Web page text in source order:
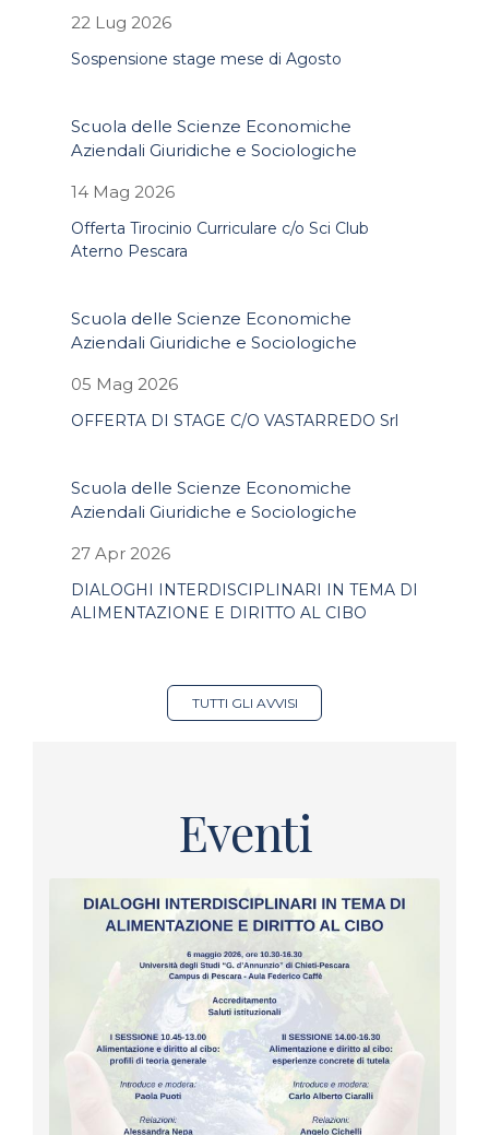
22 Lug 2026
Sospensione stage mese di Agosto
Scuola delle Scienze Economiche
Aziendali Giuridiche e Sociologiche
14 Mag 2026
Offerta Tirocinio Curriculare c/o Sci Club
Aterno Pescara
Scuola delle Scienze Economiche
Aziendali Giuridiche e Sociologiche
05 Mag 2026
OFFERTA DI STAGE C/O VASTARREDO Srl
Scuola delle Scienze Economiche
Aziendali Giuridiche e Sociologiche
27 Apr 2026
DIALOGHI INTERDISCIPLINARI IN TEMA DI
ALIMENTAZIONE E DIRITTO AL CIBO
TUTTI GLI AVVISI
Eventi